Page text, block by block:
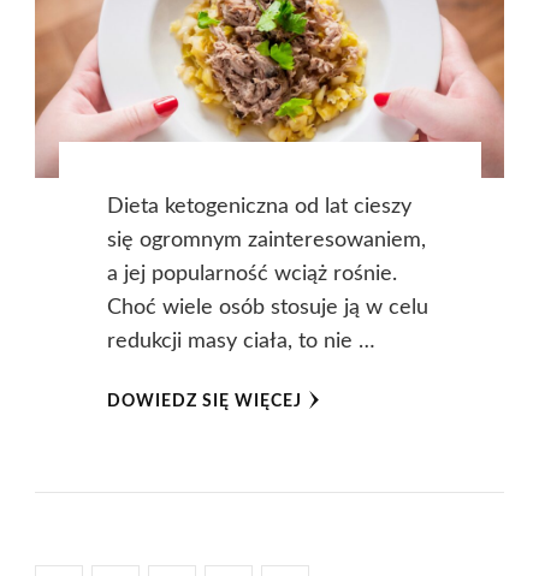
Dieta ketogeniczna od lat cieszy
się ogromnym zainteresowaniem,
a jej popularność wciąż rośnie.
Choć wiele osób stosuje ją w celu
redukcji masy ciała, to nie …
DOWIEDZ SIĘ WIĘCEJ